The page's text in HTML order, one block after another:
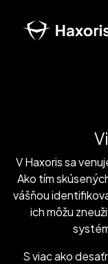
O nás -
V Haxoris sa
Ako tím
vášňou
ich môžu
S viac ako